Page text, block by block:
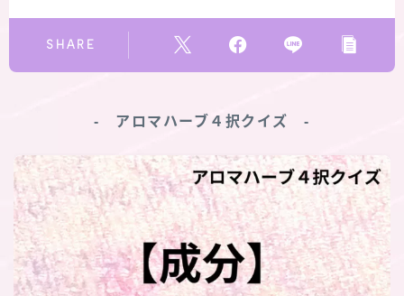
SHARE
‐ アロマハーブ４択クイズ ‐